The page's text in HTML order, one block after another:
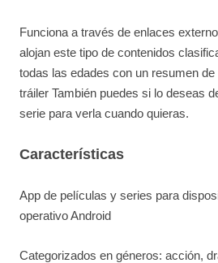
Funciona a través de enlaces
alojan este tipo de contenidos
todas las edades con un resumen
tráiler También puedes si lo deseas
serie para verla cuando quieras.
Características
App de películas y series para
operativo Android
Categorizados en géneros: acción,